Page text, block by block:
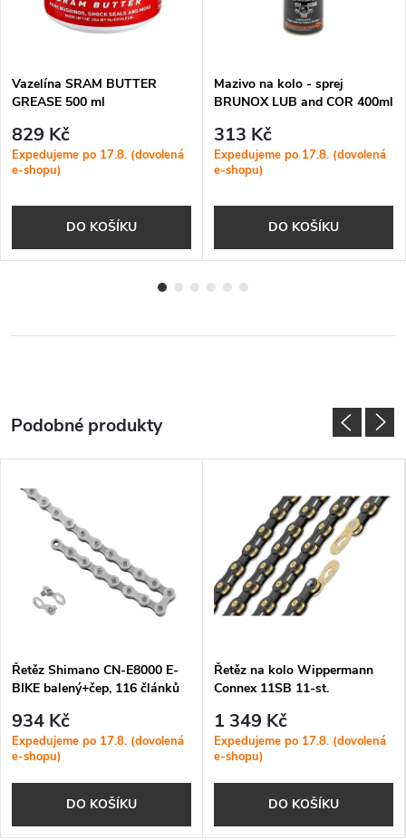
Vazelína SRAM BUTTER
GREASE 500 ml
829 Kč
Expedujeme po 17.8. (dovolená
e-shopu)
DO KOŠÍKU
Mazivo na kolo - sprej
BRUNOX LUB and COR 400ml
313 Kč
Expedujeme po 17.8. (dovolená
e-shopu)
DO KOŠÍKU
Řetěz Shimano CN-E8000 E-
BIKE balený+čep, 116 článků
934 Kč
Expedujeme po 17.8. (dovolená
e-shopu)
DO KOŠÍKU
Řetěz na kolo Wippermann
Connex 11SB 11-st.
1 349 Kč
Expedujeme po 17.8. (dovolená
e-shopu)
DO KOŠÍKU